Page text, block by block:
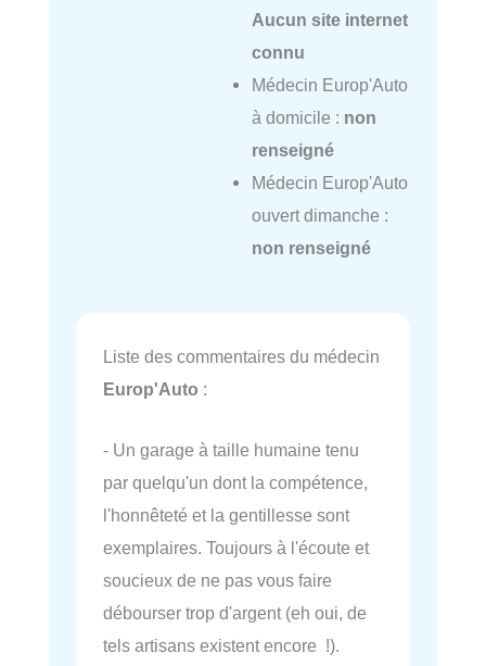
Aucun site internet
connu
Médecin Europ'Auto
à domicile : non
renseigné
Médecin Europ'Auto
ouvert dimanche :
non renseigné
Liste des commentaires du médecin
Europ'Auto :
- Un garage à taille humaine tenu
par quelqu'un dont la compétence,
l'honnêteté et la gentillesse sont
exemplaires. Toujours à l'écoute et
soucieux de ne pas vous faire
débourser trop d'argent (eh oui, de
tels artisans existent encore !).